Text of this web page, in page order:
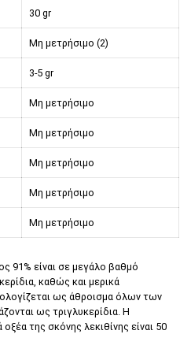
30 gr
Μη μετρήσιμο (2)
3-5 gr
Μη μετρήσιμο
Μη μετρήσιμο
Μη μετρήσιμο
Μη μετρήσιμο
Μη μετρήσιμο
91% είναι σε μεγάλο βαθμό
καθώς και μερικά
ως άθροισμα όλων των
ως τριγλυκερίδια. Η
της σκόνης λεκιθίνης είναι 50